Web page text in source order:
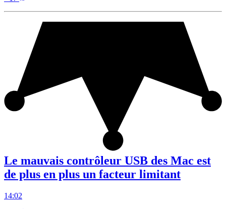
Le mauvais contrôleur USB des Mac est
de plus en plus un facteur limitant
14:02